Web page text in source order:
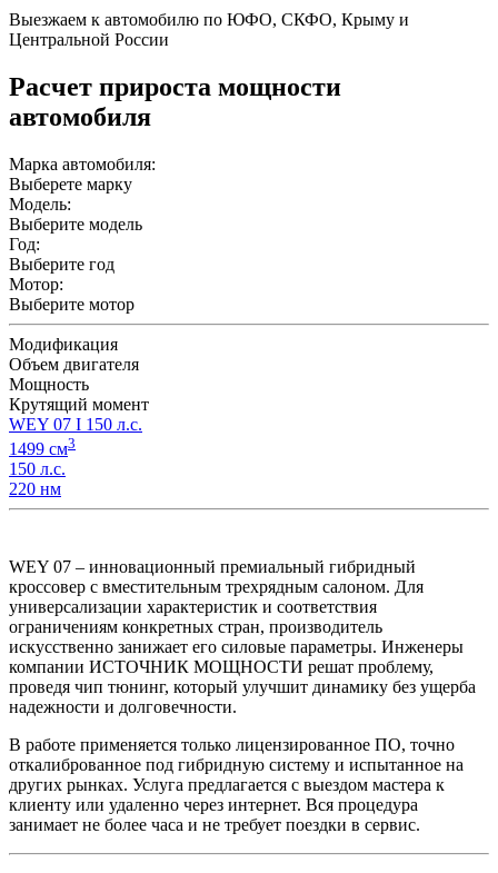
Выезжаем к автомобилю по ЮФО, СКФО, Крыму и
Центральной России
Расчет прироста мощности
автомобиля
Марка автомобиля:
Выберете марку
Модель:
Выберите модель
Год:
Выберите год
Мотор:
Выберите мотор
Модификация
Объем двигателя
Мощность
Крутящий момент
WEY 07 I 150 л.с.
1499 см3
150 л.с.
220 нм
WEY 07 – инновационный премиальный гибридный
кроссовер с вместительным трехрядным салоном. Для
универсализации характеристик и соответствия
ограничениям конкретных стран, производитель
искусственно занижает его силовые параметры. Инженеры
компании ИСТОЧНИК МОЩНОСТИ решат проблему,
проведя чип тюнинг, который улучшит динамику без ущерба
надежности и долговечности.
В работе применяется только лицензированное ПО, точно
откалиброванное под гибридную систему и испытанное на
других рынках. Услуга предлагается с выездом мастера к
клиенту или удаленно через интернет. Вся процедура
занимает не более часа и не требует поездки в сервис.